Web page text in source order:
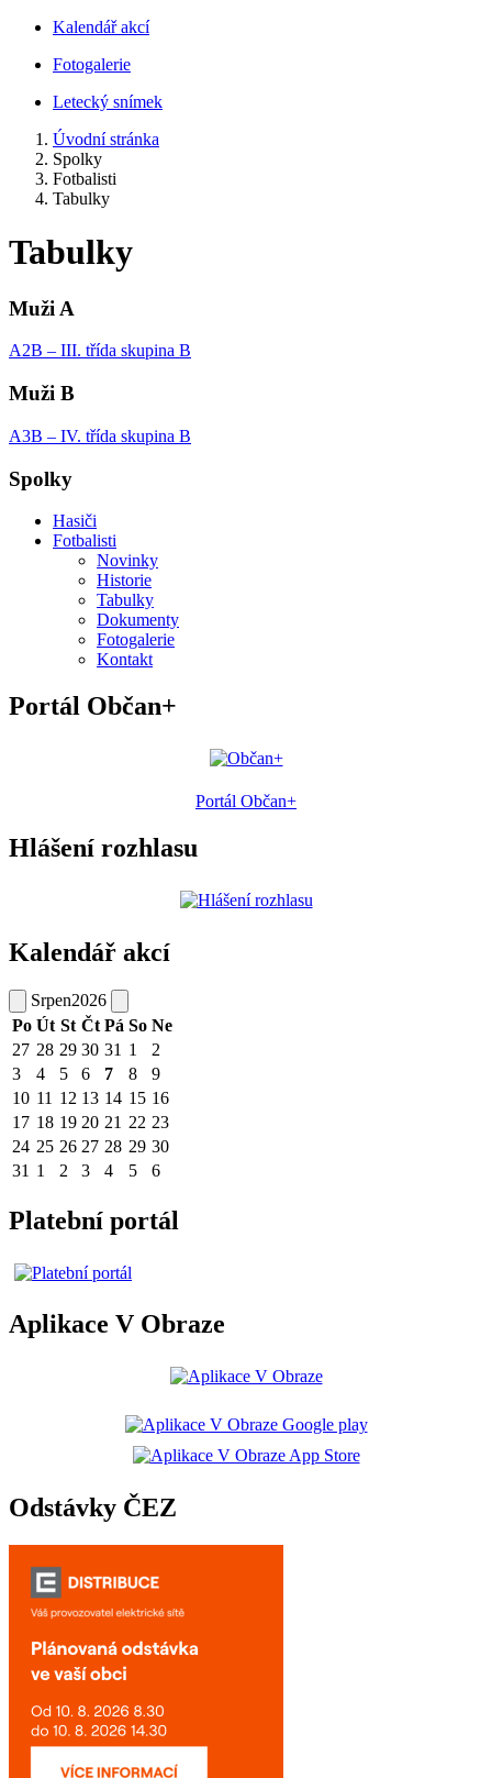
Kalendář akcí
Fotogalerie
Letecký snímek
Úvodní stránka
Spolky
Fotbalisti
Tabulky
Tabulky
Muži A
A2B – III. třída skupina B
Muži B
A3B – IV. třída skupina B
Spolky
Hasiči
Fotbalisti
Novinky
Historie
Tabulky
Dokumenty
Fotogalerie
Kontakt
Portál Občan+
Portál Občan+
Hlášení rozhlasu
Kalendář akcí
Srpen2026
Po Út St Čt Pá So Ne
27 28 29 30 31 1
2
3
4 5 6 7 8
9
10 11 12 13 14 15 16
17 18 19 20 21 22 23
24 25 26 27 28 29 30
31 1 2 3 4 5 6
Platební portál
Aplikace V Obraze
Odstávky ČEZ